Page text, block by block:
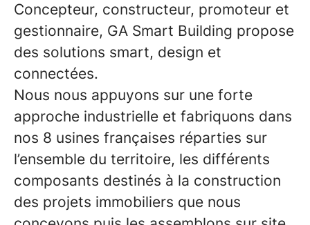
Concepteur, constructeur, promoteur et
gestionnaire, GA Smart Building propose
des solutions smart, design et
connectées.
Nous nous appuyons sur une forte
approche industrielle et fabriquons dans
nos 8 usines françaises réparties sur
l’ensemble du territoire, les différents
composants destinés à la construction
des projets immobiliers que nous